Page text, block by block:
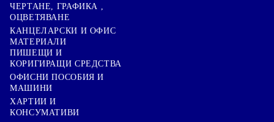
ЧЕРТАНЕ, ГРАФИКА ,
ОЦВЕТЯВАНЕ
КАНЦЕЛАРСКИ И ОФИС
МАТЕРИАЛИ
ПИШЕЩИ И
КОРИГИРАЩИ СРЕДСТВА
ОФИСНИ ПОСОБИЯ И
МАШИНИ
ХАРТИИ И
КОНСУМАТИВИ